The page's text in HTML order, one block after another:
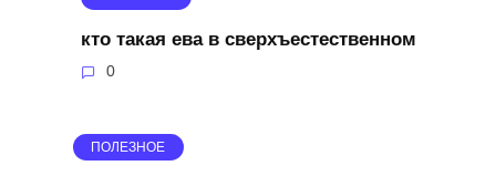
кто такая ева в сверхъестественном
0
ПОЛЕЗНОЕ